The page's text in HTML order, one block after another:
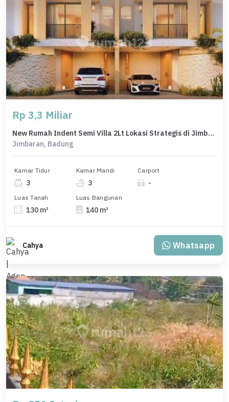
Rp 3,3 Miliar
New Rumah Indent Semi Villa 2Lt Lokasi Strategis di Jimbaran
Jimbaran, Badung
Kamar Tidur
3
Kamar Mandi
3
Carport
-
Luas Tanah
130 m²
Luas Bangunan
140 m²
Cahya Whatsapp